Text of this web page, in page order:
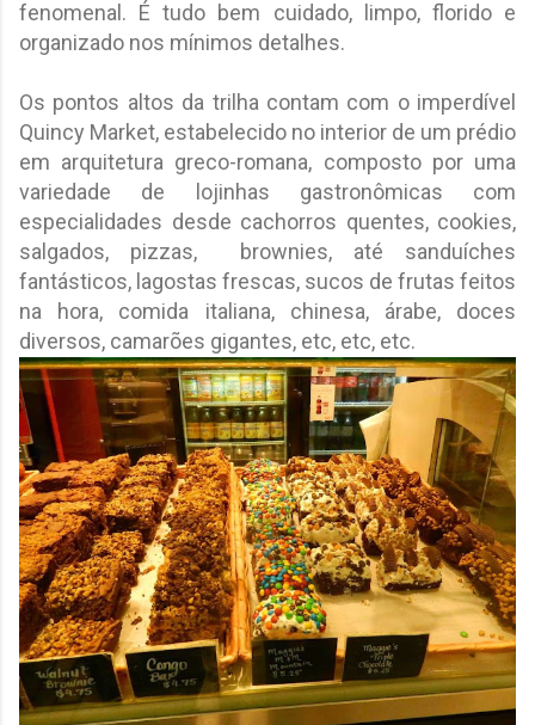
fenomenal. É tudo bem cuidado, limpo, florido e
organizado nos mínimos detalhes.
Os pontos altos da trilha contam com o imperdível
Quincy Market, estabelecido no interior de um prédio
em arquitetura greco-romana, composto por uma
variedade de lojinhas gastronômicas com
especialidades desde cachorros quentes, cookies,
salgados, pizzas, brownies, até sanduíches
fantásticos, lagostas frescas, sucos de frutas feitos
na hora, comida italiana, chinesa, árabe, doces
diversos, camarões gigantes, etc, etc, etc.